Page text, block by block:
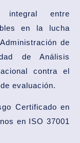
integral entre
en la lucha
de
de Análisis
contra el
evaluación.
Certificado en
en ISO 37001